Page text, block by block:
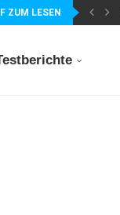
ZUM LESEN